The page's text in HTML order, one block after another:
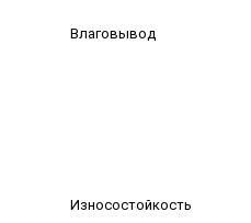
Влаговывод
Износостойкость